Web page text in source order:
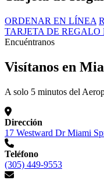
ORDENAR EN LÍNEA
TARJETA DE
Encuéntranos
Visítanos en
A solo 5 minutos del
Dirección
17 Westward Dr Miami
Teléfono
(305) 449-9553